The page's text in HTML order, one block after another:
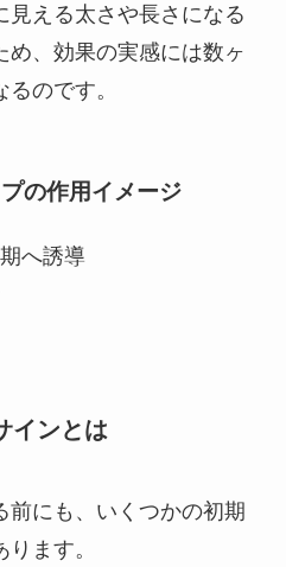
見える太さや長さになる
め、効果の実感には数ヶ
のです。
の作用イメージ
へ誘導
インとは
前にも、いくつかの初期
ます。